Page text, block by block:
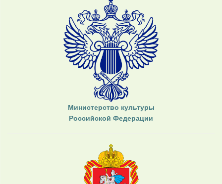
Министерство культуры
Российской Федерации